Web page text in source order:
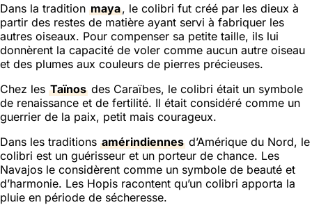
Dans la tradition maya, le colibri fut créé par les dieux à
partir des restes de matière ayant servi à fabriquer les
autres oiseaux. Pour compenser sa petite taille, ils lui
donnèrent la capacité de voler comme aucun autre oiseau
et des plumes aux couleurs de pierres précieuses.
Chez les Taïnos des Caraïbes, le colibri était un symbole
de renaissance et de fertilité. Il était considéré comme un
guerrier de la paix, petit mais courageux.
Dans les traditions amérindiennes d’Amérique du Nord, le
colibri est un guérisseur et un porteur de chance. Les
Navajos le considèrent comme un symbole de beauté et
d’harmonie. Les Hopis racontent qu’un colibri apporta la
pluie en période de sécheresse.